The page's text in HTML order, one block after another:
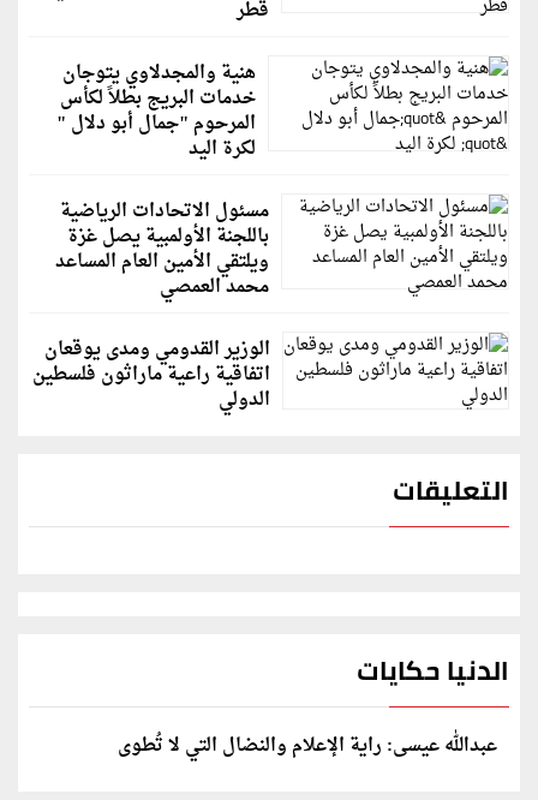
قطر
هنية والمجدلاوي يتوجان
خدمات البريج بطلاً لكأس
المرحوم "جمال أبو دلال "
لكرة اليد
مسئول الاتحادات الرياضية
باللجنة الأولمبية يصل غزة
ويلتقي الأمين العام المساعد
محمد العمصي
الوزير القدومي ومدى يوقعان
اتفاقية راعية ماراثون فلسطين
الدولي
التعليقات
الدنيا حكايات
عبدالله عيسى: راية الإعلام والنضال التي لا تُطوى